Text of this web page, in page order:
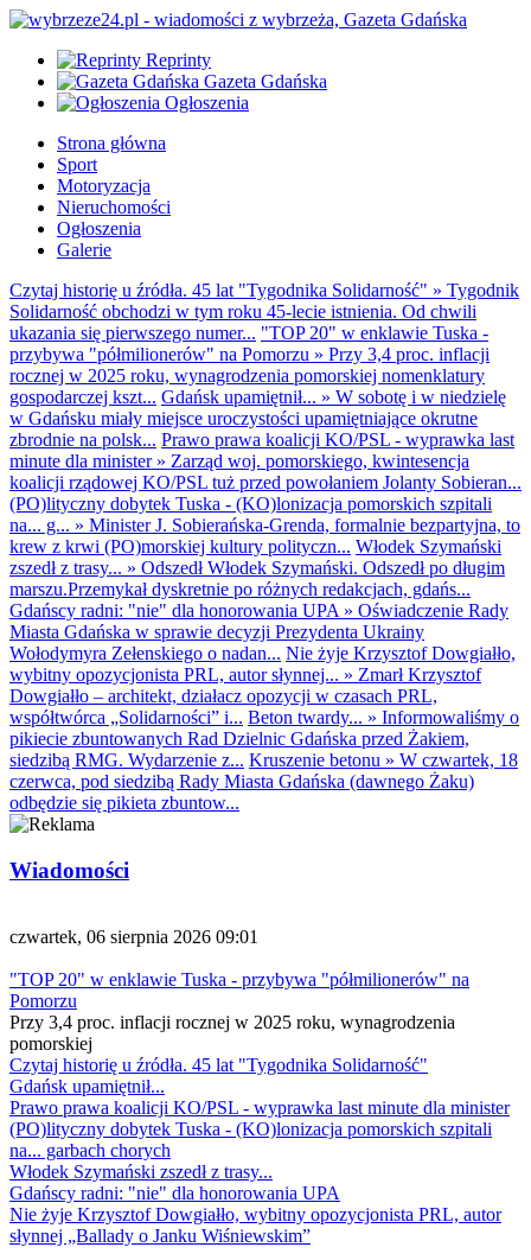
Reprinty
Gazeta Gdańska
Ogłoszenia
Strona główna
Sport
Motoryzacja
Nieruchomości
Ogłoszenia
Galerie
Czytaj historię u źródła. 45 lat "Tygodnika Solidarność" » Tygodnik
Solidarność obchodzi w tym roku 45-lecie istnienia. Od chwili
ukazania się pierwszego numer... "TOP 20" w enklawie Tuska -
przybywa "półmilionerów" na Pomorzu » Przy 3,4 proc. inflacji
rocznej w 2025 roku, wynagrodzenia pomorskiej nomenklatury
gospodarczej kszt... Gdańsk upamiętnił... » W sobotę i w niedzielę
w Gdańsku miały miejsce uroczystości upamiętniające okrutne
zbrodnie na polsk... Prawo prawa koalicji KO/PSL - wyprawka last
minute dla minister» Zarząd woj. pomorskiego, kwintesencja
koalicji rządowej KO/PSL tuż przed powołaniem Jolanty Sobieran...
(PO)lityczny dobytek Tuska - (KO)lonizacja pomorskich szpitali
na... g... » Minister J. Sobierańska-Grenda, formalnie bezpartyjna, to
krew z krwi (PO)morskiej kultury polityczn... Włodek Szymański
zszedł z trasy... » Odszedł Włodek Szymański. Odszedł po długim
marszu.Przemykał dyskretnie po różnych redakcjach, gdańs...
Gdańscy radni: "nie" dla honorowania UPA » Oświadczenie Rady
Miasta Gdańska w sprawie decyzji Prezydenta Ukrainy
Wołodymyra Zełenskiego o nadan... Nie żyje Krzysztof Dowgiałło,
wybitny opozycjonista PRL, autor słynnej... » Zmarł Krzysztof
Dowgiałło – architekt, działacz opozycji w czasach PRL,
współtwórca „Solidarności” i... Beton twardy... » Informowaliśmy o
pikiecie zbuntowanych Rad Dzielnic Gdańska przed Żakiem,
siedzibą RMG. Wydarzenie z... Kruszenie betonu » W czwartek, 18
czerwca, pod siedzibą Rady Miasta Gdańska (dawnego Żaku)
odbędzie się pikieta zbuntow...
Wiadomości
czwartek, 06 sierpnia 2026 09:01
"TOP 20" w enklawie Tuska - przybywa "półmilionerów" na
Pomorzu
Przy 3,4 proc. inflacji rocznej w 2025 roku, wynagrodzenia
pomorskiej
Czytaj historię u źródła. 45 lat "Tygodnika Solidarność"
Gdańsk upamiętnił...
Prawo prawa koalicji KO/PSL - wyprawka last minute dla minister
(PO)lityczny dobytek Tuska - (KO)lonizacja pomorskich szpitali
na... garbach chorych
Włodek Szymański zszedł z trasy...
Gdańscy radni: "nie" dla honorowania UPA
Nie żyje Krzysztof Dowgiałło, wybitny opozycjonista PRL, autor
słynnej „Ballady o Janku Wiśniewskim”